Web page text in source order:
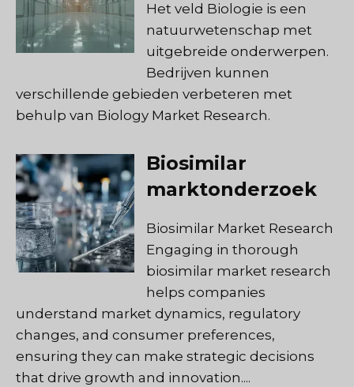
Het veld Biologie is een
natuurwetenschap met
uitgebreide onderwerpen.
Bedrijven kunnen
verschillende gebieden verbeteren met
behulp van Biology Market Research.
Biosimilar
marktonderzoek
Biosimilar Market Research
Engaging in thorough
biosimilar market research
helps companies
understand market dynamics, regulatory
changes, and consumer preferences,
ensuring they can make strategic decisions
that drive growth and innovation....